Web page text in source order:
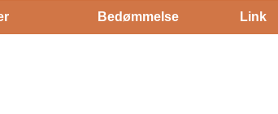
Bedømmelse Link